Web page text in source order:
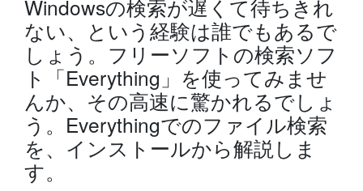
Windowsの検索が遅くて待ちきれ
ない、という経験は誰でもあるで
しょう。フリーソフトの検索ソフ
ト「Everything」を使ってみませ
んか、その高速に驚かれるでしょ
う。Everythingでのファイル検索
を、インストールから解説しま
す。